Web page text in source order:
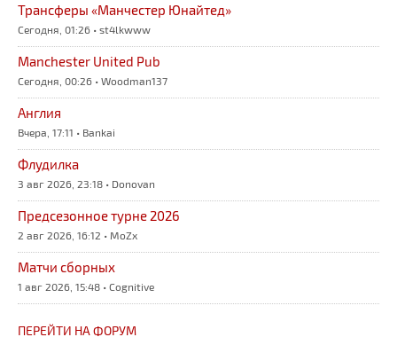
Трансферы «Манчестер Юнайтед»
Сегодня, 01:26 • st4lkwww
Manchester United Pub
Сегодня, 00:26 • Woodman137
Англия
Вчера, 17:11 • Bankai
Флудилка
3 авг 2026, 23:18 • Donovan
Предсезонное турне 2026
2 авг 2026, 16:12 • MoZx
Матчи сборных
1 авг 2026, 15:48 • Cognitive
ПЕРЕЙТИ НА ФОРУМ